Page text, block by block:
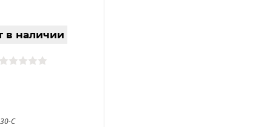
в наличии
C